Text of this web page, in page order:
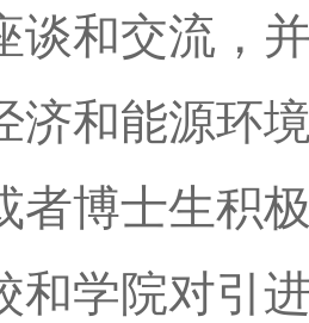
谈和交流，
济和能源环
者博士生积
和学院对引